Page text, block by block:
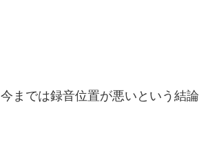
までは録音位置が悪いという結論